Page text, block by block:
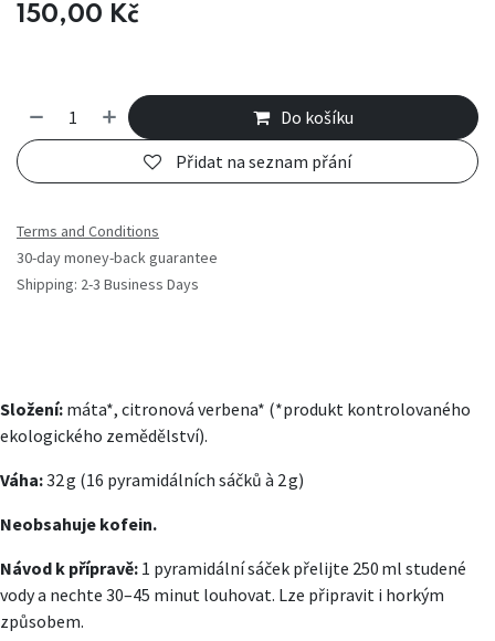
150,00 Kč
Do košíku
Přidat na seznam přání
Terms and Conditions
30-day money-back guarantee
Shipping: 2-3 Business Days
Složení: máta*, citronová verbena* (*produkt kontrolovaného
ekologického zemědělství).
Váha:32 g (16 pyramidálních sáčků à 2 g)
Neobsahuje kofein.
Návod k přípravě: 1 pyramidální sáček přelijte 250 ml studené
vody a nechte 30–45 minut louhovat. Lze připravit i horkým
způsobem.